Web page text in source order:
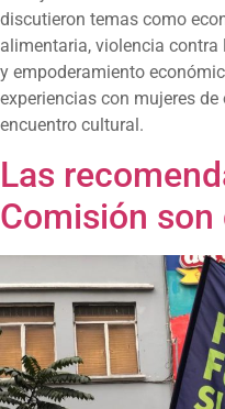
discutieron temas como
alimentaria, violencia
y empoderamiento
experiencias con mujeres
encuentro cultural.
Las
Comisión